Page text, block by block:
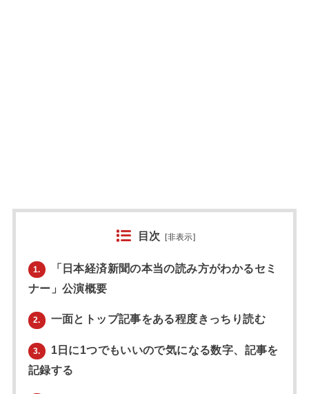
目次 [非表示]
1.
「日本経済新聞の本当の読み方がわかるセミ
ナー」公演概要
2. 一面とトップ記事をある程度きっちり読む
3.
1日に1つでもいいので気になる数字、記事を
記録する